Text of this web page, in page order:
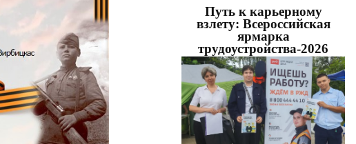
Путь к карьерному
взлету: Всероссийская
ярмарка
трудоустройства-2026